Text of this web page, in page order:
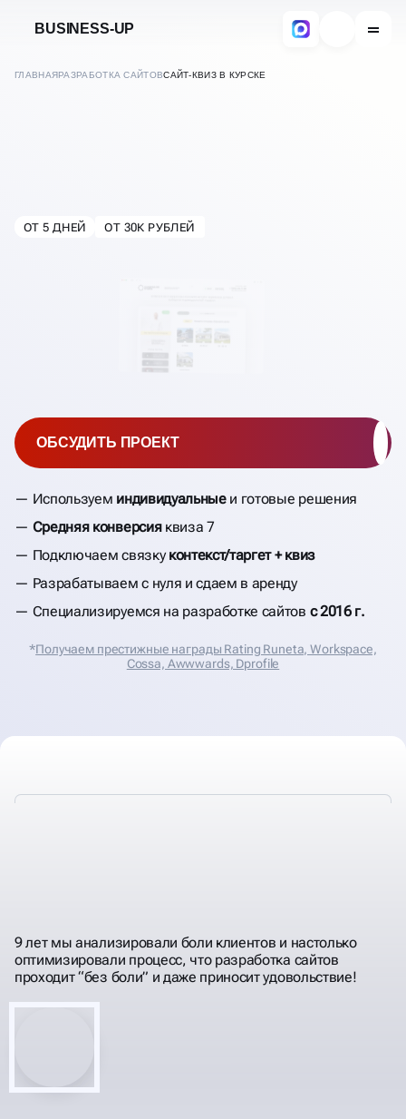
BUSINESS-UP
ГЛАВНАЯРАЗРАБОТКА САЙТОВСАЙТ-КВИЗ В КУРСКЕ
ПОД КЛЮЧ
ОТ 5 ДНЕЙ ОТ 30К РУБЛЕЙ
Используем индивидуальныеи готовые решения
Средняя конверсияквиза 7
Подключаем связкуконтекст/таргет + квиз
Разрабатываем с нуля и сдаем в аренду
Специализируемся на разработке сайтов с 2016 г.
ОБСУДИТЬ ПРОЕКТ
*Получаем престижные награды Rating Runeta, Workspace,
Cossa, Аwwwards, Dprofile
КВИЗ САЙТЫ
9 лет мы анализировали боли клиентов и настолько
оптимизировали процесс, что разработка сайтов
проходит “без боли” и даже приносит удовольствие!